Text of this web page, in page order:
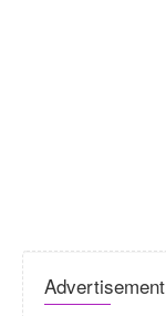
Advertisement